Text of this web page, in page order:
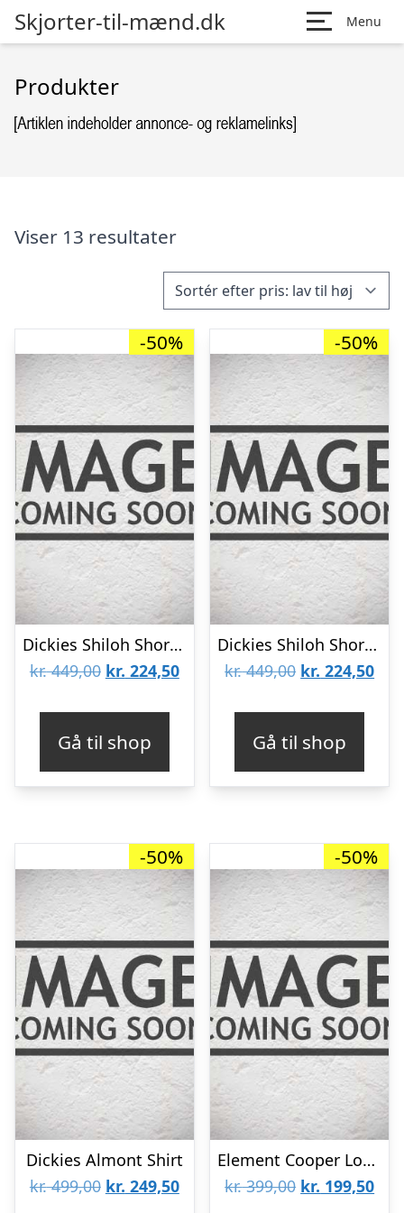
Skjorter-til-mænd.dk Menu
Produkter
Viser 13 resultater
-50%
Dickies Shiloh Short Sleeve Shirt Black
kr.449,00 Den
var:
kr. 449,00.
kr. 224,50Den
kr. 224,50.
Gå til shop
-50%
Dickies Shiloh Short Sleeve Shirt Violet
kr.449,00 Den
var:
kr. 449,00.
kr. 224,50Den
kr.
Gå til shop
-50%
Dickies Almont Shirt
kr.499,00 Den
kr. 249,50Den
-50%
Element Cooper Long Sleeve Shirt Indigo Blue
kr.399,00 Den
kr. 199,50Den